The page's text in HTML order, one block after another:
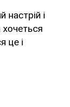
настрій і
це і